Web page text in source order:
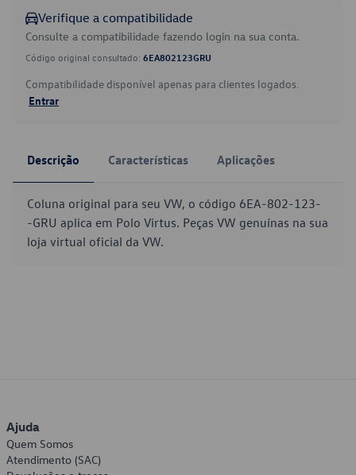
Verifique a compatibilidade
Consulte a compatibilidade fazendo login na sua conta.
Código original consultado: 6EA802123GRU
Compatibilidade disponível apenas para clientes logados.
Entrar
Descrição Características Aplicações
Coluna original para seu VW, o código 6EA-802-123-
-GRU aplica em Polo Virtus. Peças VW genuínas na sua
loja virtual oficial da VW.
Ajuda
Quem Somos
Atendimento (SAC)